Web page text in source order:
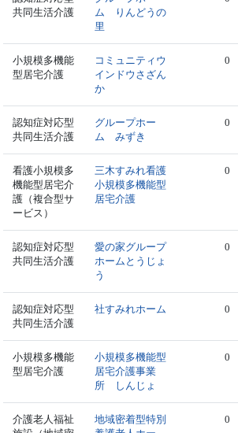
共同生活介護
ム りんどうの
里
小規模多機能
型居宅介護
コミュニティウ
インドウさざん
か
0
認知症対応型
共同生活介護
グループホー
ム みずき
0
看護小規模多
機能型居宅介
護（複合型サ
ービス）
三木すみれ看護
小規模多機能型
居宅介護
0
認知症対応型
共同生活介護
愛の家グループ
ホームとうじょ
う
0
認知症対応型
共同生活介護
社すみれホーム 0
小規模多機能
型居宅介護
小規模多機能型
居宅介護事業
所 しんじょ
0
介護老人福祉
地域密着型特別
0